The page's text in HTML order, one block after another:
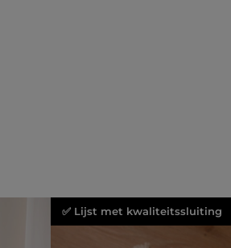
✅ Lijst met kwaliteitssluiting